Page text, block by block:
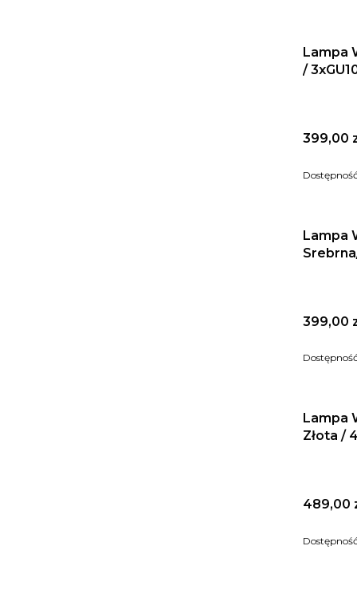
Lampa
/
Cena
399,00
Lampa
Cena
399,00
Lampa
Złota /
Cena
489,00